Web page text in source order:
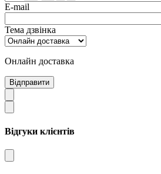
E-mail
Тема дзвінка
Онлайн доставка
Відправити
Відгуки клієнтів